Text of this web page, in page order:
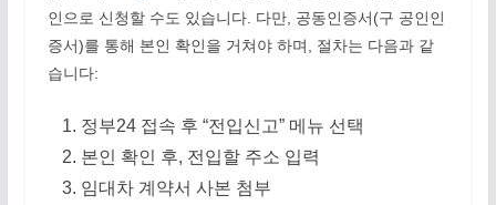
인으로 신청할 수도 있습니다. 다만, 공동인증서(구 공인인
증서)를 통해 본인 확인을 거쳐야 하며, 절차는 다음과 같
습니다:
정부24 접속 후 “전입신고” 메뉴 선택
본인 확인 후, 전입할 주소 입력
임대차 계약서 사본 첨부